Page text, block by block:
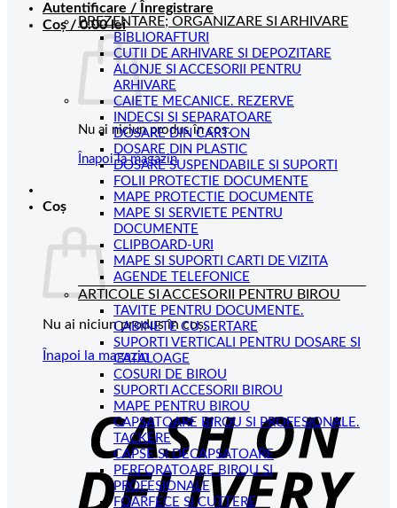
Autentificare / Înregistrare
Coș /0.00lei
Nu ai niciun produs în coș.
Înapoi la magazin
Coș
Nu ai niciun produs în coș.
Înapoi la magazin
PREZENTARE; ORGANIZARE SI ARHIVARE
BIBLIORAFTURI
CUTII DE ARHIVARE SI DEPOZITARE
ALONJE SI ACCESORII PENTRU
ARHIVARE
CAIETE MECANICE. REZERVE
INDECSI SI SEPARATOARE
DOSARE DIN CARTON
DOSARE DIN PLASTIC
DOSARE SUSPENDABILE SI SUPORTI
FOLII PROTECTIE DOCUMENTE
MAPE PROTECTIE DOCUMENTE
MAPE SI SERVIETE PENTRU
DOCUMENTE
CLIPBOARD-URI
MAPE SI SUPORTI CARTI DE VIZITA
AGENDE TELEFONICE
ARTICOLE SI ACCESORII PENTRU BIROU
TAVITE PENTRU DOCUMENTE.
CABINETE CU SERTARE
SUPORTI VERTICALI PENTRU DOSARE SI
CATALOAGE
COSURI DE BIROU
SUPORTI ACCESORII BIROU
MAPE PENTRU BIROU
CAPSATOARE BIROU SI PROFESIONALE.
TACKERE
CAPSE SI DECAPSATOARE
PERFORATOARE BIROU SI
PROFESIONALE
FOARFECE SI CUTTERE